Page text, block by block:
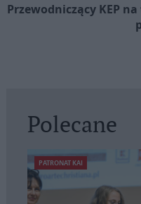
Przewodniczący KEP
Polecane
PATRONAT KAI